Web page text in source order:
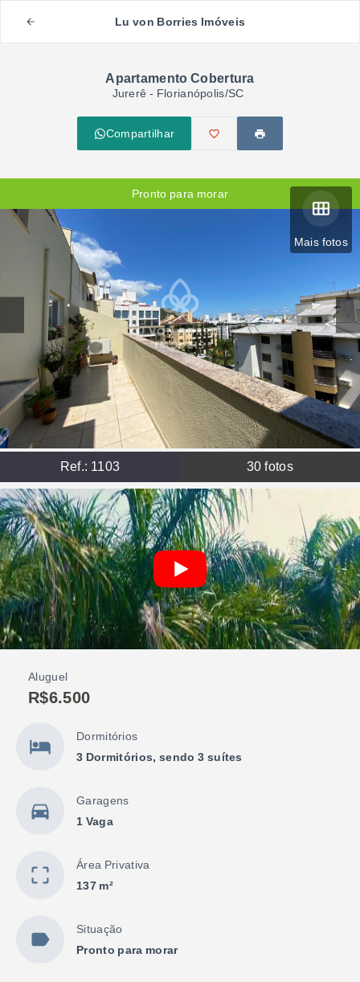
Lu von Borries Imóveis
Apartamento Cobertura
Jurerê - Florianópolis/SC
Compartilhar
Mais fotos
Ref.: 1103 30 fotos
Pronto para morar
Aluguel
R$6.500
Dormitórios
3 Dormitórios, sendo 3 suítes
Garagens
1 Vaga
Área Privativa
137 m²
Situação
Pronto para morar